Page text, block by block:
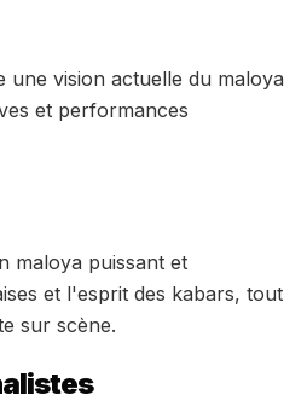
une vision actuelle du maloya
et performances
maloya puissant et
et l'esprit des kabars, tout
sur scène.